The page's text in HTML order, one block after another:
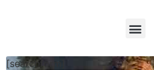
[searchform]